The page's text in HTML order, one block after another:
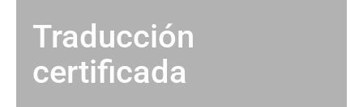
Traducción
certificada